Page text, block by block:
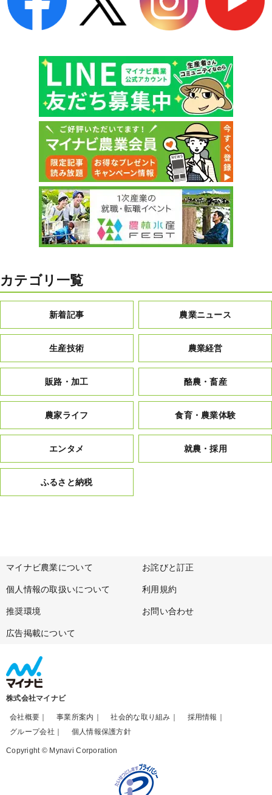
カテゴリ一覧
新着記事 農業ニュース
生産技術 農業経営
販路・加工 酪農・畜産
農家ライフ 食育・農業体験
エンタメ 就農・採用
ふるさと納税
マイナビ農業について お詫びと訂正
個人情報の取扱いについて 利用規約
推奨環境 お問い合わせ
広告掲載について
株式会社マイナビ
会社概要 事業所案内 社会的な取り組み
採用情報
グループ会社
個人情報保護方針
Copyright © Mynavi Corporation